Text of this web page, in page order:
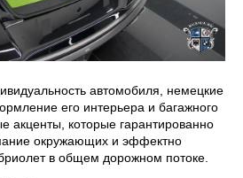
автомобиля, немецкие
его интерьера и багажного
акценты, которые гарантированно
окружающих и эффектно
в общем дорожном потоке.